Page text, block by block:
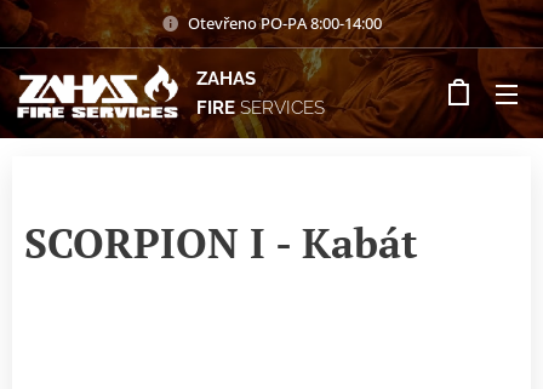
Otevřeno PO-PA 8:00-14:00
ZAHAS
FIRE SERVICES
SCORPION I - Kabát